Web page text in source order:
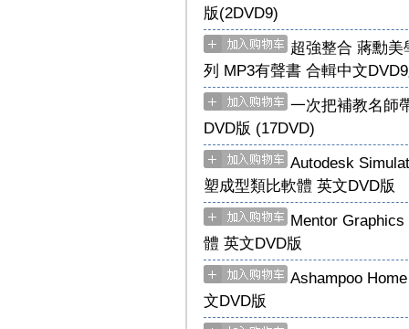
版(2DVD9)
超強整合 蔣勳
列 MP3有聲書 合輯中文
一次把補教名師
DVD版 (17DVD)
Autodesk
塑成型類比軟體 英文DVD版
Mentor
體 英文DVD版
Ashampoo
文DVD版